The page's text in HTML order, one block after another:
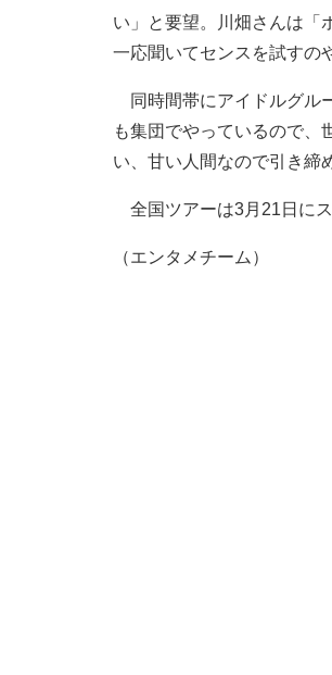
い」と要望。川畑さんは「
一応聞いてセンスを試すの
同時間帯にアイドルグル
も集団でやっているので、
い、甘い人間なので引き締
全国ツアーは3月21日に
（エンタメチーム）